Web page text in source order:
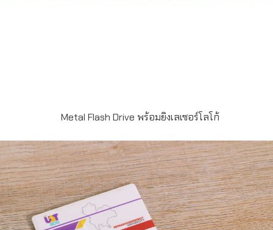
Metal Flash Drive พร้อมยิงเลเซอร์โลโก้
FD-MT29 Metal USB Flash Drive พร้อมยิงเลเซอร์โลโก้
ความจุ 16-32GB สั่งผลิตขั้นต่ำ 50 ชิ้น รับประกันชิพ 5 ปี สั่ง
ผลิตสำหรับเป็น ของพรีเมี่ยม ของที่ระลึก แจกลูกค้า สามารถ
pre-load data ใส่ลงในแฟลชไดร์ฟได้เช่น catalog ข้อมูลงาน
สัมมนา เพลง วีดิโอ เป็นต้น